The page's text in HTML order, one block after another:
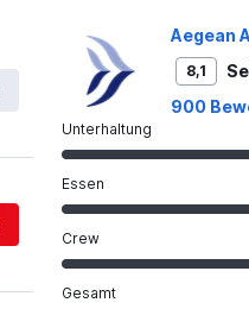
Aegean
8,1
900
Unterhaltung
Essen
Crew
Gesamt